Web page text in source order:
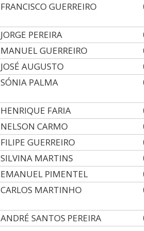
FRANCISCO GUERREIRO
JORGE PEREIRA
MANUEL GUERREIRO
JOSÉ AUGUSTO
SÓNIA PALMA
HENRIQUE FARIA
NELSON CARMO
FILIPE GUERREIRO
SILVINA MARTINS
EMANUEL PIMENTEL
CARLOS MARTINHO
ANDRÉ SANTOS PEREIRA